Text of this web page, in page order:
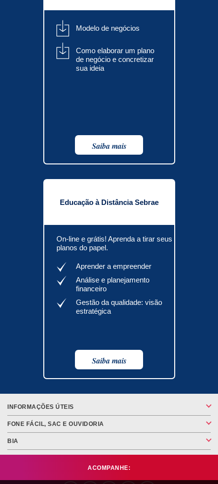
Modelo de negócios
Como elaborar um plano
de negócio e concretizar
sua ideia
Saiba mais
Educação à Distância Sebrae
On-line e grátis! Aprenda a tirar seus
planos do papel.
Aprender a empreender
Análise e planejamento
financeiro
Gestão da qualidade: visão
estratégica
Saiba mais
INFORMAÇÕES ÚTEIS
FONE FÁCIL, SAC E OUVIDORIA
BIA
ACOMPANHE: